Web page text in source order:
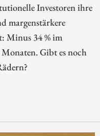
Investoren ihre
margenstärkere
Minus 34 % im
Gibt es noch